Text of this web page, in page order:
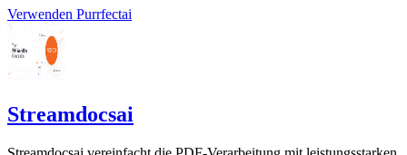
Verwenden Purrfectai
Streamdocsai